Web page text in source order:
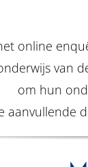
online
van
om hun